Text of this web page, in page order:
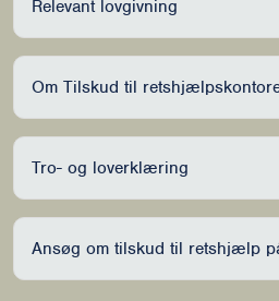
Relevant lovgivning
Om Tilskud til
Tro- og loverklæring
Ansøg om tilskud til retshjælp